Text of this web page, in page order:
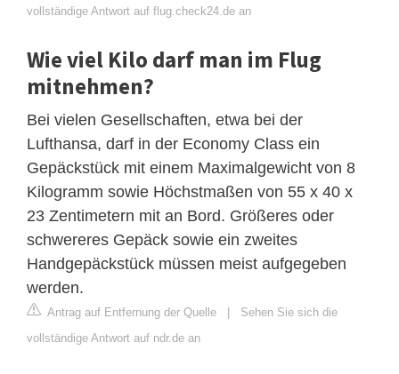
vollständige Antwort auf flug.check24.de an
Wie viel Kilo darf man im Flug
mitnehmen?
Bei vielen Gesellschaften, etwa bei der
Lufthansa, darf in der Economy Class ein
Gepäckstück mit einem Maximalgewicht von 8
Kilogramm sowie Höchstmaßen von 55 x 40 x
23 Zentimetern mit an Bord. Größeres oder
schwereres Gepäck sowie ein zweites
Handgepäckstück müssen meist aufgegeben
werden.
Antrag auf Entfernung der Quelle
Sehen Sie sich die
vollständige Antwort auf ndr.de an